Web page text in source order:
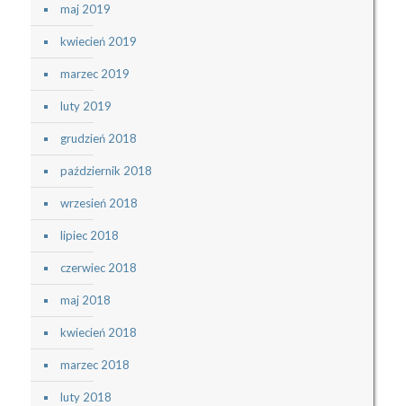
maj 2019
kwiecień 2019
marzec 2019
luty 2019
grudzień 2018
październik 2018
wrzesień 2018
lipiec 2018
czerwiec 2018
maj 2018
kwiecień 2018
marzec 2018
luty 2018